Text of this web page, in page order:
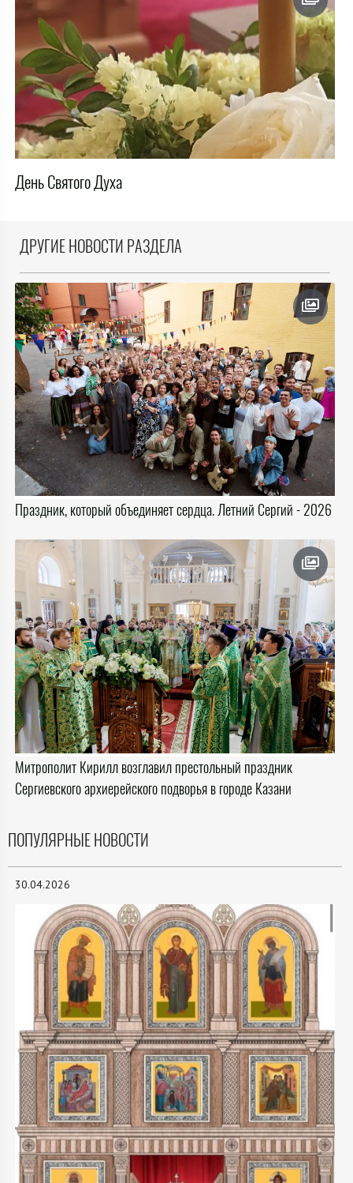
День Святого Духа
ДРУГИЕ НОВОСТИ РАЗДЕЛА
Праздник, который объединяет сердца. Летний Сергий - 2026
Митрополит Кирилл возглавил престольный праздник
Сергиевского архиерейского подворья в городе Казани
ПОПУЛЯРНЫЕ НОВОСТИ
30.04.2026